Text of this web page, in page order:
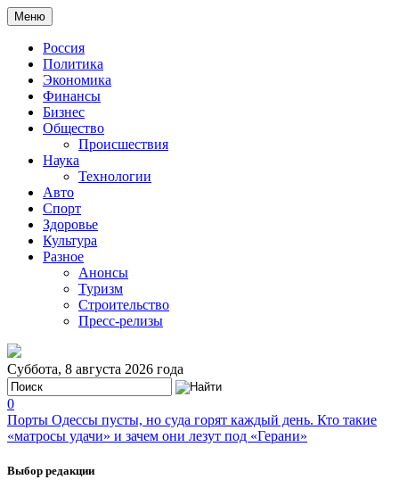
Меню
Россия
Политика
Экономика
Финансы
Бизнес
Общество
Происшествия
Наука
Технологии
Авто
Спорт
Здоровье
Культура
Разное
Анонсы
Туризм
Строительство
Пресс-релизы
Суббота, 8 августа 2026 года
0
Порты Одессы пусты, но суда горят каждый день. Кто такие
«матросы удачи» и зачем они лезут под «Герани»
Выбор редакции